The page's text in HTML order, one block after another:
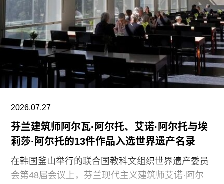
持博物馆的日常运营；同时，我们优先选择了承诺
向现有保洁员工提供就业机会的合作伙伴。”
代表馆内工会的谈判单位AFSCME 31已正式提出
申诉，认为馆方在最终决定将保洁部门外包之前，
未按合同规定提前通知工会，因此违反了劳资协
为。
2026.07.27
芬兰建筑师阿尔瓦·阿尔托、艾诺·阿尔托与埃
莉莎·阿尔托的13件作品入选世界遗产名录
在韩国釜山举行的联合国教科文组织世界遗产委员
会第48届会议上，芬兰现代主义建筑师艾诺·阿尔